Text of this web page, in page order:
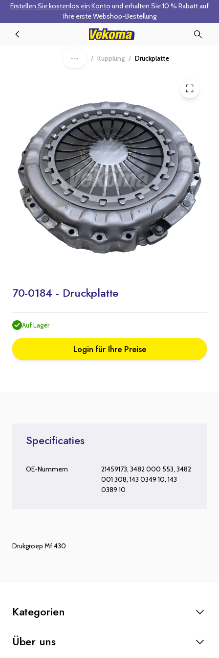
Zum Hauptinhalt springen
Erstellen Sie kostenlos ein Konto und erhalten Sie 10 % Rabatt auf
Ihre erste Webshop-Bestellung
70-0184 - Druckplatte
/ Kupplung / Druckplatte
70-0184 - Druckplatte
Auf Lager
Login für Ihre Preise
Specificaties
OE-Nummern
21459173, 3482 000 553, 3482
001 308, 143 0349 10, 143
0389 10
Drukgroep Mf 430
Kategorien
Anlasser
Über uns